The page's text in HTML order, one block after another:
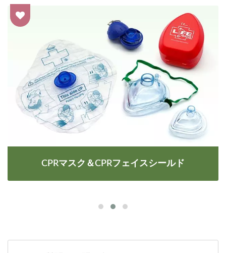
CPRマスク＆CPRフェイスシールド